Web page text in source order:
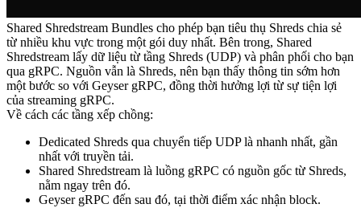
Shared Shredstream Bundles cho phép bạn tiêu thụ Shreds chia sẻ
từ nhiều khu vực trong một gói duy nhất. Bên trong, Shared
Shredstream lấy dữ liệu từ tầng Shreds (UDP) và phân phối cho bạn
qua gRPC. Nguồn vẫn là Shreds, nên bạn thấy thông tin sớm hơn
một bước so với Geyser gRPC, đồng thời hưởng lợi từ sự tiện lợi
của streaming gRPC.
Về cách các tầng xếp chồng:
Dedicated Shreds qua chuyển tiếp UDP là nhanh nhất, gần
nhất với truyền tải.
Shared Shredstream là luồng gRPC có nguồn gốc từ Shreds,
nằm ngay trên đó.
Geyser gRPC đến sau đó, tại thời điểm xác nhận block.